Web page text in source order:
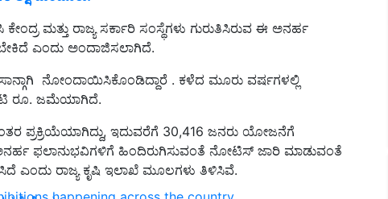
ಮತ್ತು ರಾಜ್ಯ ಸರ್ಕಾರಿ ಸಂಸ್ಥೆಗಳು ಗುರುತಿಸಿರುವ ಈ ಅನರ್ಹ
ಎಂದು ಅಂದಾಜಿಸಲಾಗಿದೆ.
ನೋಂದಾಯಿಸಿಕೊಂಡಿದ್ದಾರೆ . ಕಳೆದ ಮೂರು ವರ್ಷಗಳಲ್ಲಿ
ರೂ. ಜಮೆಯಾಗಿದೆ.
ಪ್ರಕ್ರಿಯೆಯಾಗಿದ್ದು, ಇದುವರೆಗೆ 30,416 ಜನರು ಯೋಜನೆಗೆ
ಅನರ್ಹ ಫಲಾನುಭವಿಗಳಿಗೆ ಹಿಂದಿರುಗಿಸುವಂತೆ ನೋಟಿಸ್ ಜಾರಿ ಮಾಡುವಂತೆ
ಎಂದು ರಾಜ್ಯ ಕೃಷಿ ಇಲಾಖೆ ಮೂಲಗಳು ತಿಳಿಸಿವೆ.